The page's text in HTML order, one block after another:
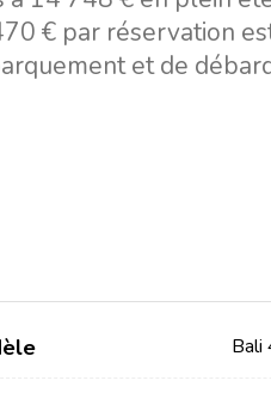
€ par réservation
et de
Bali